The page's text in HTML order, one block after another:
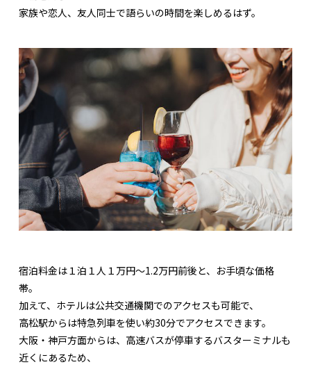
家族や恋人、友人同士で語らいの時間を楽しめるはず。
宿泊料金は１泊１人１万円〜1.2万円前後と、お手頃な価格
帯。
加えて、ホテルは公共交通機関でのアクセスも可能で、
高松駅からは特急列車を使い約30分でアクセスできます。
大阪・神戸方面からは、高速バスが停車するバスターミナルも
近くにあるため、